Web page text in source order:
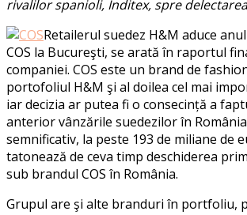
rivalilor spanioli, Inditex, spre
Retailerul suedez H&M aduce
COS la Bucureşti, se arată în raportul
companiei. COS este un brand de
portofoliul H&M şi al doilea cel mai
iar decizia ar putea fi o consecință a
anterior vânzările suedezilor în
semnificativ, la peste 193 de miliane de
tatonează de ceva timp deschiderea
sub brandul COS în România.
Grupul are şi alte branduri în portfoliu,